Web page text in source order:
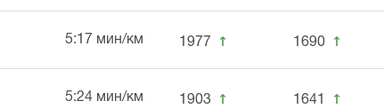
5:17 мин/км 1977 ↑ 1690 ↑
5:24 мин/км 1903 ↑ 1641 ↑